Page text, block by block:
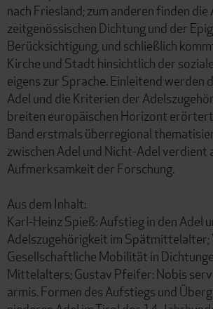
nach Friesland; zum anderen finden die
zeitgenössischen Dichtung und der
Berücksichtigung, und schließlich
Kirche und Stadt hinsichtlich der
eigens zur Sprache. Einleitend werden
Adel und die Kriterien der
breiten europäischen Horizont
Band erstmals überregional
zwischen Adel und Nicht-Adel verdient
Aufmerksamkeit der Forschung.
Aus dem Inhalt:
Karl-Heinz Spieß: Aufstieg in den Adel
Adelszugehörigkeit im Spätmittelalter;
Gesellschaftliche Mobilität in
Mittelalters; Gustav Pfeifer: Nobis
armis. Formen des Aufstiegs und